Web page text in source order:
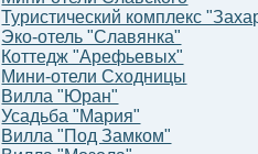
Туристический комплекс
Эко-отель "Славянка"
Коттедж "Арефьевых"
Мини-отели Сходницы
Вилла "Юран"
Усадьба "Мария"
Вилла "Под Замком"